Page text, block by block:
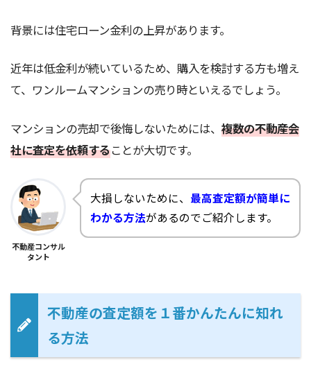
背景には住宅ローン金利の上昇があります。
近年は低金利が続いているため、購入を検討する方も増え
て、ワンルームマンションの売り時といえるでしょう。
マンションの売却で後悔しないためには、 複数の不動産会
社に査定を依頼することが大切です。
不動産コンサル
タント
大損しないために、 最高査定額が簡単に
わかる方法があるのでご紹介します。
不動産の査定額を１番かんたんに知れ
る方法